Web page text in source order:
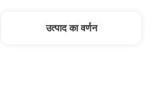
उत्पाद का वर्णन